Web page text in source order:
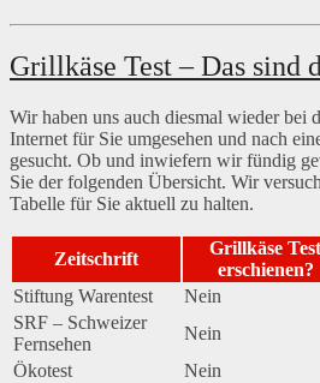
Grillkäse Test – Das sind
Wir haben uns auch diesmal wieder bei
Internet für Sie umgesehen und nach
gesucht. Ob und inwiefern wir fündig
Sie der folgenden Übersicht. Wir
Tabelle für Sie aktuell zu halten.
Zeitschrift
Grillkäse Test
erschienen?
Stiftung Warentest
Nein
SRF – Schweizer
Fernsehen
Nein
Ökotest
Nein